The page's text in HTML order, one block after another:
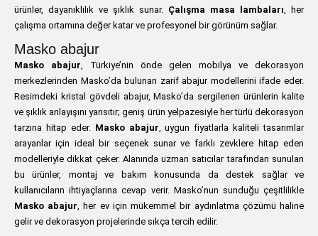
ürünler, dayanıklılık ve şıklık sunar. Çalışma masa lambaları, her
çalışma ortamına değer katar ve profesyonel bir görünüm sağlar.
Masko abajur
Masko abajur, Türkiye’nin önde gelen mobilya ve dekorasyon
merkezlerinden Masko’da bulunan zarif abajur modellerini ifade eder.
Resimdeki kristal gövdeli abajur, Masko’da sergilenen ürünlerin kalite
ve şıklık anlayışını yansıtır; geniş ürün yelpazesiyle her türlü dekorasyon
tarzına hitap eder. Masko abajur, uygun fiyatlarla kaliteli tasarımlar
arayanlar için ideal bir seçenek sunar ve farklı zevklere hitap eden
modelleriyle dikkat çeker. Alanında uzman satıcılar tarafından sunulan
bu ürünler, montaj ve bakım konusunda da destek sağlar ve
kullanıcıların ihtiyaçlarına cevap verir. Masko’nun sunduğu çeşitlilikle
Masko abajur, her ev için mükemmel bir aydınlatma çözümü haline
gelir ve dekorasyon projelerinde sıkça tercih edilir.